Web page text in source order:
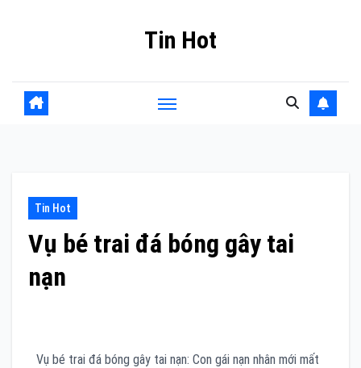
Tin Hot
Tin Hot
Vụ bé trai đá bóng gây tai
nạn
Vụ bé trai đá bóng gây tai nạn: Con gái nạn nhân mới mất